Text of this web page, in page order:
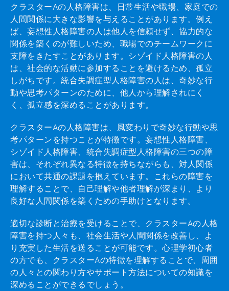
クラスターAの人格障害は、日常生活や職場、家庭での
人間関係に大きな影響を与えることがあります。例え
ば、妄想性人格障害の人は他人を信頼せず、協力的な
関係を築くのが難しいため、職場でのチームワークに
支障をきたすことがあります。シゾイド人格障害の人
は、社会的な活動に参加することを避けるため、孤立
しがちです。統合失調症型人格障害の人は、奇妙な行
動や思考パターンのために、他人から理解されにく
く、孤立感を深めることがあります。
クラスターAの人格障害は、風変わりで奇妙な行動や思
考パターンを持つことが特徴です。妄想性人格障害、
シゾイド人格障害、統合失調症型人格障害の三つの障
害は、それぞれ異なる特徴を持ちながらも、対人関係
において共通の課題を抱えています。これらの障害を
理解することで、自己理解や他者理解が深まり、より
良好な人間関係を築くための手助けとなります。
適切な診断と治療を受けることで、クラスターAの人格
障害を持つ人々も、社会生活や人間関係を改善し、よ
り充実した生活を送ることが可能です。心理学初心者
の方でも、クラスターAの特徴を理解することで、周囲
の人々との関わり方やサポート方法についての知識を
深めることができるでしょう。